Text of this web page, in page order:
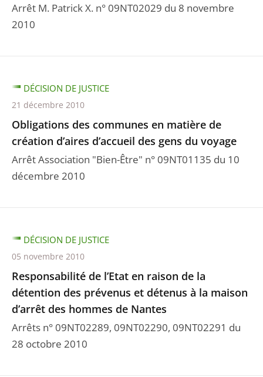
Arrêt M. Patrick X. n° 09NT02029 du 8 novembre
2010
Obligations des communes en matière de
création d’aires d’accueil des gens du voyage
Arrêt Association "Bien-Être" n° 09NT01135 du 10
décembre 2010
DÉCISION DE JUSTICE
21 décembre 2010
Responsabilité de l’Etat en raison de la
détention des prévenus et détenus à la maison
d’arrêt des hommes de Nantes
Arrêts n° 09NT02289, 09NT02290, 09NT02291 du
28 octobre 2010
DÉCISION DE JUSTICE
05 novembre 2010